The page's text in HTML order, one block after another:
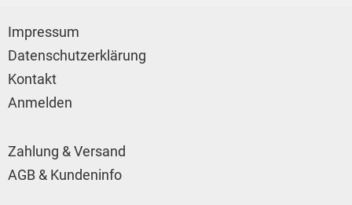
Impressum
Datenschutzerklärung
Kontakt
Anmelden
Zahlung & Versand
AGB & Kundeninfo